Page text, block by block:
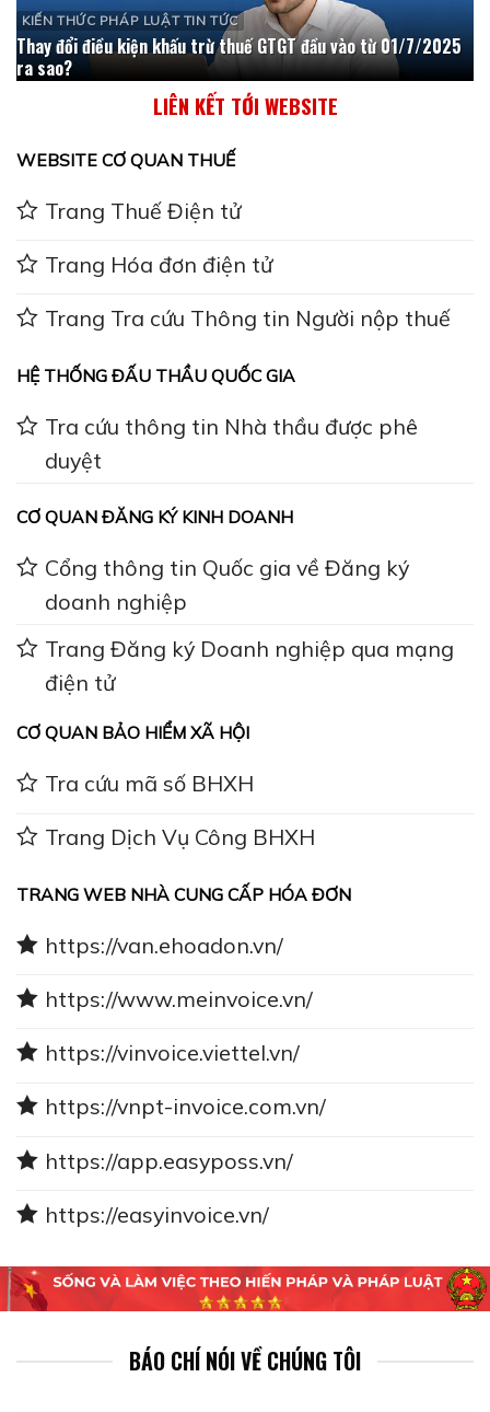
KIẾN THỨC PHÁP LUẬT TIN TỨC
Thay đổi điều kiện khấu trừ thuế GTGT đầu vào từ 01/7/2025
ra sao?
LIÊN KẾT TỚI WEBSITE
WEBSITE CƠ QUAN THUẾ
Trang Thuế Điện tử
Trang Hóa đơn điện tử
Trang Tra cứu Thông tin Người nộp thuế
HỆ THỐNG ĐẤU THẦU QUỐC GIA
Tra cứu thông tin Nhà thầu được phê
duyệt
CƠ QUAN ĐĂNG KÝ KINH DOANH
Cổng thông tin Quốc gia về Đăng ký
doanh nghiệp
Trang Đăng ký Doanh nghiệp qua mạng
điện tử
CƠ QUAN BẢO HIỂM XÃ HỘI
Tra cứu mã số BHXH
Trang Dịch Vụ Công BHXH
TRANG WEB NHÀ CUNG CẤP HÓA ĐƠN
https://van.ehoadon.vn/
https://www.meinvoice.vn/
https://vinvoice.viettel.vn/
https://vnpt-invoice.com.vn/
https://app.easyposs.vn/
https://easyinvoice.vn/
BÁO CHÍ NÓI VỀ CHÚNG TÔI